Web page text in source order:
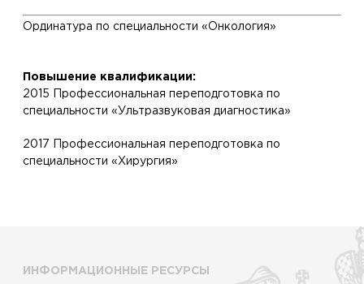
Ординатура по специальности «Онкология»
Повышение квалификации:
2015 Профессиональная переподготовка по
специальности «Ультразвуковая диагностика»
2017 Профессиональная переподготовка по
специальности «Хирургия»
ИНФОРМАЦИОННЫЕ РЕСУРСЫ